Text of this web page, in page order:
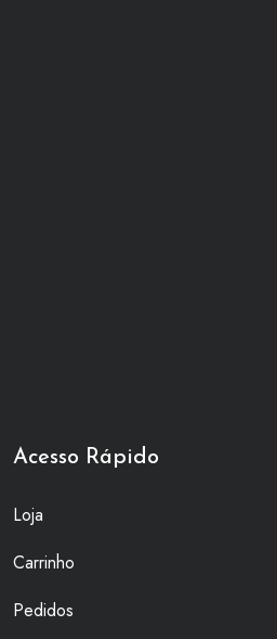
Acesso Rápido
Loja
Carrinho
Pedidos